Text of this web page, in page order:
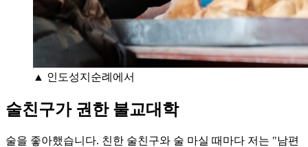
▲ 인도성지순례에서
술친구가 권한 불교대학
술을 좋아했습니다. 친한 술친구와 술 마실 때마다 저는 "남편